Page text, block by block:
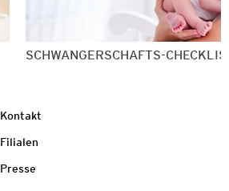
SCHWANGERSCHAFTS-
Kontakt
Filialen
Presse